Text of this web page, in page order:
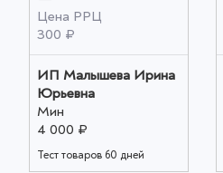
Цена РРЦ
300 ₽
ИП Малышева Ирина
Юрьевна
Мин
4 000 ₽
Тест товаров 60 дней